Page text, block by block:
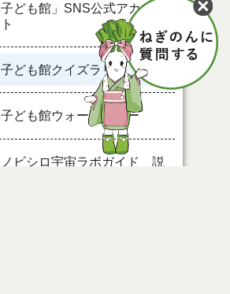
子ども館」SNS公式アカウン
ト
子ども館クイズラリー
子ども館ウォークラリー
ノビシロ宇宙ラボガイド 説